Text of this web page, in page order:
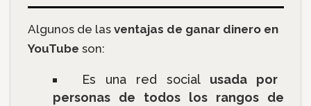
Algunos de lasventajas de ganar dinero en
YouTube son:
Es una red social usada por
personas de todos los rangos de